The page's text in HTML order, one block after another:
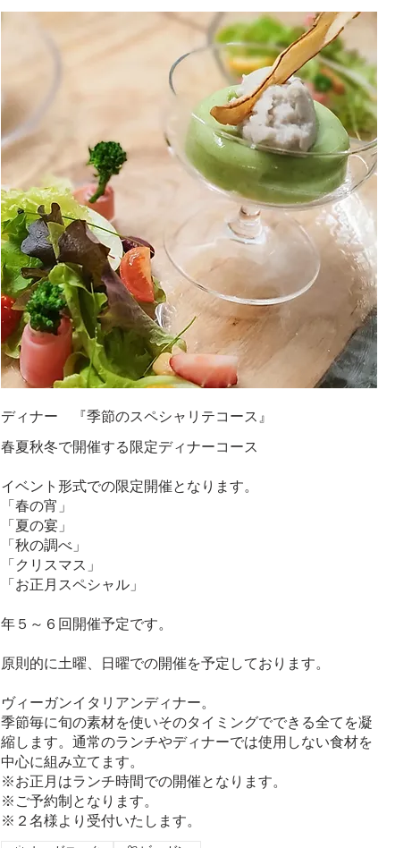
ディナー 『季節のスペシャリテコース』
春夏秋冬で開催する限定ディナーコース
イベント形式での限定開催となります。
「春の宵」
「夏の宴」
「秋の調べ」
「クリスマス」
「お正月スペシャル」
年５～６回開催予定です。
原則的に土曜、日曜での開催を予定しております。
ヴィーガンイタリアンディナー。
季節毎に旬の素材を使いそのタイミングでできる全てを凝
縮します。通常のランチやディナーでは使用しない食材を
中心に組み立てます。
※お正月はランチ時間での開催となります。
※ご予約制となります。
※２名様より受付いたします。